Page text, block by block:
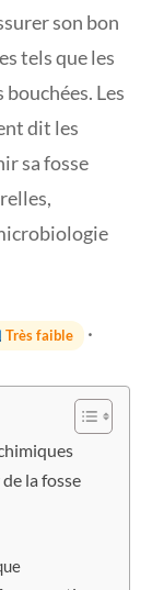
son bon
tels que les
Les
dit les
sa fosse
Très faible
·
la fosse